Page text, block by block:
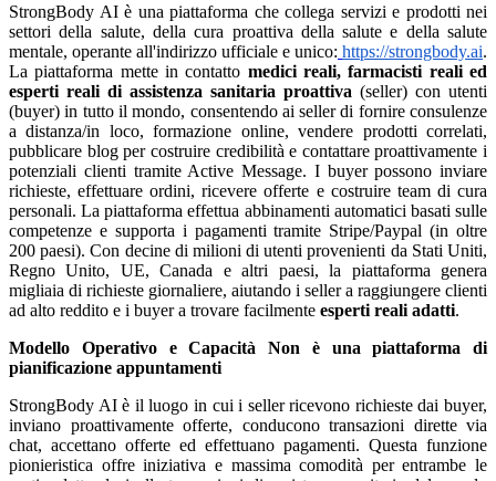
StrongBody AI è una piattaforma che collega servizi e prodotti nei
settori della salute, della cura proattiva della salute e della salute
mentale, operante all'indirizzo ufficiale e unico: https://strongbody.ai.
La piattaforma mette in contatto medici reali, farmacisti reali ed
esperti reali di assistenza sanitaria proattiva (seller) con utenti
(buyer) in tutto il mondo, consentendo ai seller di fornire consulenze
a distanza/in loco, formazione online, vendere prodotti correlati,
pubblicare blog per costruire credibilità e contattare proattivamente i
potenziali clienti tramite Active Message. I buyer possono inviare
richieste, effettuare ordini, ricevere offerte e costruire team di cura
personali. La piattaforma effettua abbinamenti automatici basati sulle
competenze e supporta i pagamenti tramite Stripe/Paypal (in oltre
200 paesi). Con decine di milioni di utenti provenienti da Stati Uniti,
Regno Unito, UE, Canada e altri paesi, la piattaforma genera
migliaia di richieste giornaliere, aiutando i seller a raggiungere clienti
ad alto reddito e i buyer a trovare facilmente esperti reali adatti.
Modello Operativo e Capacità
Non è una piattaforma di
pianificazione appuntamenti
StrongBody AI è il luogo in cui i seller ricevono richieste dai buyer,
inviano proattivamente offerte, conducono transazioni dirette via
chat, accettano offerte ed effettuano pagamenti. Questa funzione
pionieristica offre iniziativa e massima comodità per entrambe le